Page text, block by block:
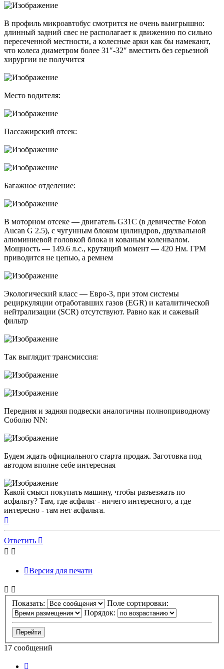
В профиль микроавтобус смотрится не очень выигрышно:
длинный задний свес не располагает к движению по сильно
пересеченной местности, а колесные арки как бы намекают,
что колеса диаметром более 31″-32″ вместить без серьезной
хирургии не получится
Место водителя:
Пассажирский отсек:
Багажное отделение:
В моторном отсеке — двигатель G31C (в девичестве Foton
Aucan G 2.5), с чугунным блоком цилиндров, двухвальной
алюминиевой головкой блока и кованым коленвалом.
Мощность — 149.6 л.с., крутящий момент — 420 Нм. ГРМ
приводится не цепью, а ремнем
Экологический класс — Евро-3, при этом системы
рециркуляции отработавших газов (EGR) и каталитической
нейтрализации (SCR) отсутствуют. Равно как и сажевый
фильтр
Так выглядит трансмиссия:
Передняя и задняя подвески аналогичны полноприводному
Соболю NN:
Будем ждать официального старта продаж. Заготовка под
автодом вполне себе интересная
Какой смысл покупать машину, чтобы разъезжать по
асфальту? Там, где асфальт - ничего интересного, а где
интересно - там нет асфальта.
началу
Ответить
Версия для печати
Показать:
Поле сортировки:
Порядок:
17 сообщений